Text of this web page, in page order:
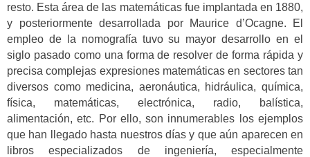
resto. Esta área de las matemáticas fue implantada en 1880,
y posteriormente desarrollada por Maurice d’Ocagne. El
empleo de la nomografía tuvo su mayor desarrollo en el
siglo pasado como una forma de resolver de forma rápida y
precisa complejas expresiones matemáticas en sectores tan
diversos como medicina, aeronáutica, hidráulica, química,
física, matemáticas, electrónica, radio, balística,
alimentación, etc. Por ello, son innumerables los ejemplos
que han llegado hasta nuestros días y que aún aparecen en
libros especializados de ingeniería, especialmente